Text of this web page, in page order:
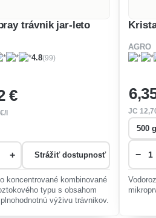
trávnik jar-leto
4.8(99)
€
l
+ Strážiť dostupnosť
koncentrované kombinované
typu s obsahom
výživu trávnikov.
AGRO
6
JC12
−